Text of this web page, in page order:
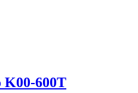
K00-600T